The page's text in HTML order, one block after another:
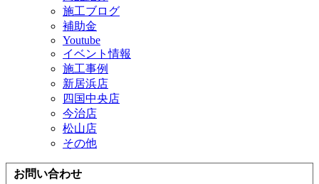
施工ブログ
補助金
Youtube
イベント情報
施工事例
新居浜店
四国中央店
今治店
松山店
その他
お問い合わせ